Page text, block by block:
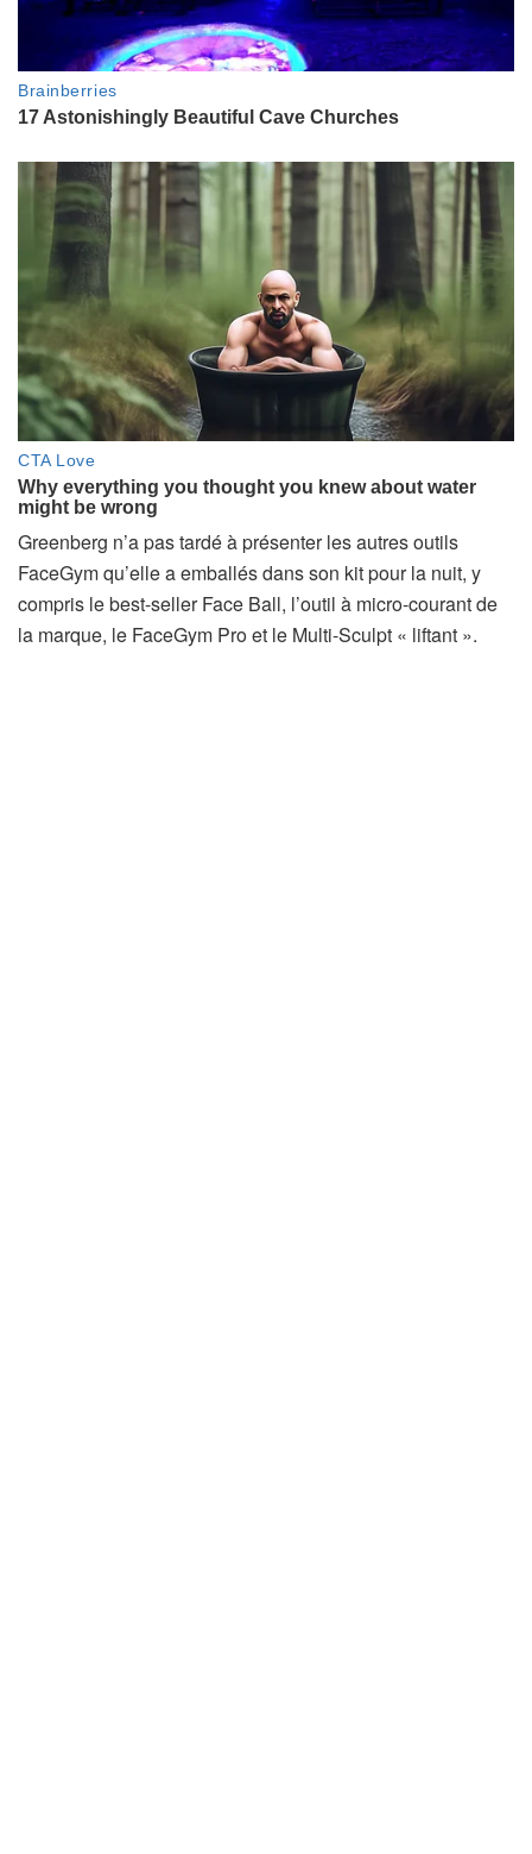
Greenberg n’a pas tardé à présenter les autres outils
FaceGym qu’elle a emballés dans son kit pour la nuit, y
compris le best-seller Face Ball, l’outil à micro-courant de
la marque, le FaceGym Pro et le Multi-Sculpt « liftant ».